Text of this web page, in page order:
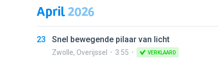
April2026
23 Snel bewegende pilaar van licht
Zwolle, Overijssel 3:55 VERKLAARD